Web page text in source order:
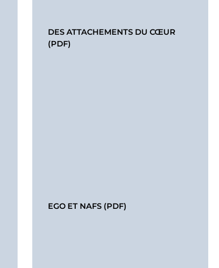
DES ATTACHEMENTS DU CŒUR
(PDF)
EGO ET NAFS (PDF)